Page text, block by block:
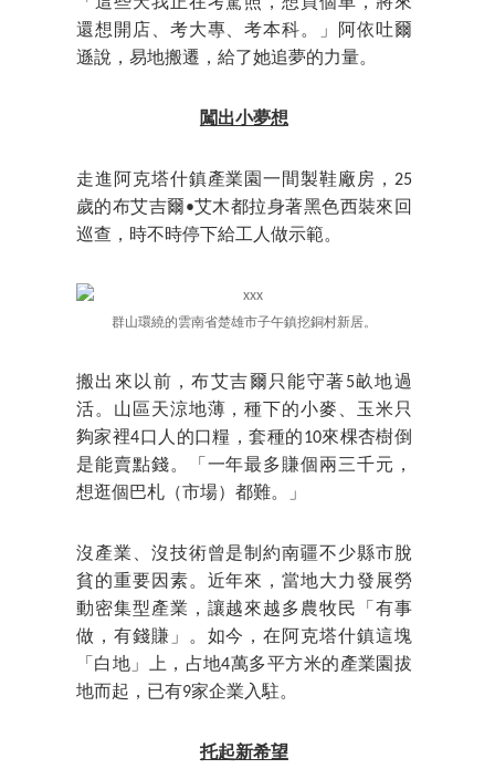
「這些天我正在考駕照，想買個車，將來
還想開店、考大專、考本科。」阿依吐爾
遜說，易地搬遷，給了她追夢的力量。
闖出小夢想
走進阿克塔什鎮產業園一間製鞋廠房，25
歲的布艾吉爾•艾木都拉身著黑色西裝來回
巡查，時不時停下給工人做示範。
群山環繞的雲南省楚雄市子午鎮挖銅村新居。
搬出來以前，布艾吉爾只能守著5畝地過
活。山區天涼地薄，種下的小麥、玉米只
夠家裡4口人的口糧，套種的10來棵杏樹倒
是能賣點錢。「一年最多賺個兩三千元，
想逛個巴札（市場）都難。」
沒產業、沒技術曾是制約南疆不少縣市脫
貧的重要因素。近年來，當地大力發展勞
動密集型產業，讓越來越多農牧民「有事
做，有錢賺」。如今，在阿克塔什鎮這塊
「白地」上，占地4萬多平方米的產業園拔
地而起，已有9家企業入駐。
托起新希望